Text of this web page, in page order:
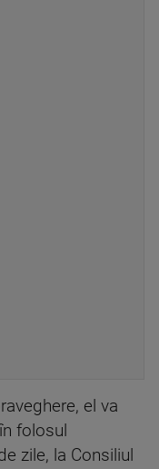
el va
folosul
zile, la Consiliul